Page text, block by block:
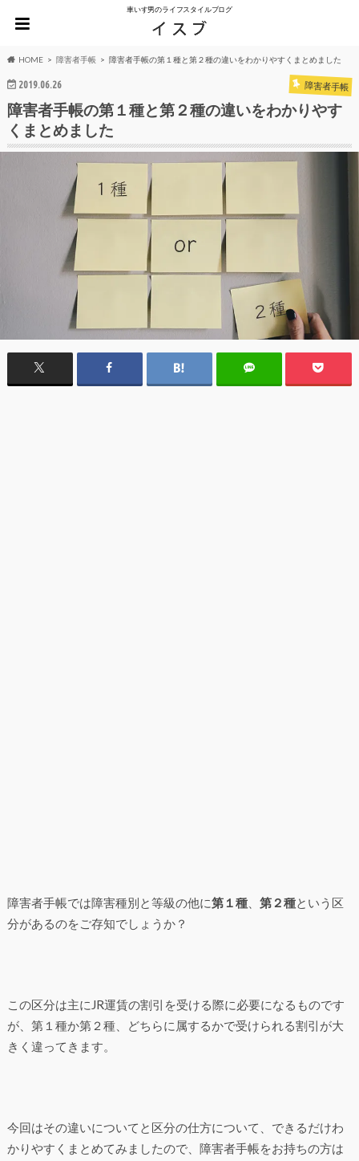
車いす男のライフスタイルブログ
HOME 障害者手帳 障害者手帳の第１種と第２種の違いをわかりやすくまとめました
2019.06.26 障害者手帳
障害者手帳の第１種と第２種の違いをわかりやす
くまとめました
障害者手帳では障害種別と等級の他に第１種、 第２種という区
分があるのをご存知でしょうか？
この区分は主にJR運賃の割引を受ける際に必要になるものです
が、第１種か第２種、どちらに属するかで受けられる割引が大
きく違ってきます。
今回はその違いについてと区分の仕方について、できるだけわ
かりやすくまとめてみましたので、障害者手帳をお持ちの方は